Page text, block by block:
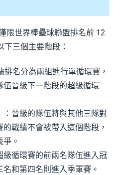
限世界棒壘球聯盟排名前 12
三個主要階段：
排名分為兩組進行單循環賽，
伍晉級下一階段的超級循環
：晉級的隊伍將與其他三隊對
戰績不會被帶入這個階段，
。
級循環賽的前兩名隊伍進入冠
和第四名則進入季軍賽。